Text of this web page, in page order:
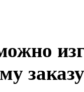
заказу